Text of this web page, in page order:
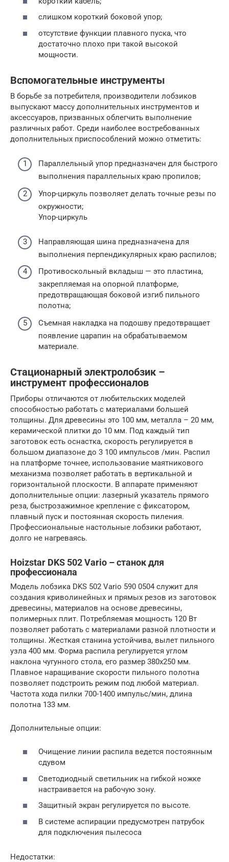
слишком короткий боковой упор;
отсутствие функции плавного пуска, что
достаточно плохо при такой высокой
мощности.
Вспомогательные инструменты
В борьбе за потребителя, производители лобзиков
выпускают массу дополнительных инструментов и
аксессуаров, призванных облегчить выполнение
различных работ. Среди наиболее востребованных
дополнительных приспособлений можно отметить:
Параллельный упор предназначен для быстрого
выполнения параллельных краю пропилов;
Упор-циркуль позволяет делать точные резы по
окружности;
Упор-циркуль
Направляющая шина предназначена для
выполнения перпендикулярных краю распилов;
Противоскольный вкладыш — это пластина,
закрепляемая на опорной платформе,
предотвращающая боковой изгиб пильного
полотна;
Съемная накладка на подошву предотвращает
появление царапин на обрабатываемом
материале.
Стационарный электролобзик –
инструмент профессионалов
Приборы отличаются от любительских моделей
способностью работать с материалами большей
толщины. Для древесины это 100 мм, металла – 20 мм,
керамической плитки до 10 мм. Под каждый тип
заготовок есть оснастка, скорость регулируется в
большом диапазоне до 3 100 импульсов /мин. Распил
на платформе точнее, использование маятникового
механизма позволяет работать в вертикальной и
горизонтальной плоскости. В аппарате применяют
дополнительные опции: лазерный указатель прямого
реза, быстрозажимное крепление с фиксатором,
плавный пуск и постоянная скорость пиления.
Профессиональные настольные лобзики работают,
долго не нагреваясь.
Hoizstar DKS 502 Vario – станок для
профессионала
Модель лобзика DKS 502 Vario 590 0504 служит для
создания криволинейных и прямых резов из заготовок
древесины, материалов на основе древесины,
полимерных плит. Потребляемая мощность 120 Вт
позволяет работать с материалами разной плотности и
толщины. Жесткая станина устойчива, вылет пильного
узла 400 мм. Форма распила регулируется углом
наклона чугунного стола, его размер 380х250 мм.
Плавное наращивание скорости пильного полотна
позволяет подстроить режим под любой материал.
Частота хода пилки 700-1400 импульс/мин, длина
полотна 133 мм.
Дополнительные опции:
Очищение линии распила ведется постоянным
сдувом
Светодиодный светильник на гибкой ножке
настраивается на рабочую зону.
Защитный экран регулируется по высоте.
В системе аспирации предусмотрен патрубок
для подключения пылесоса
Недостатки: